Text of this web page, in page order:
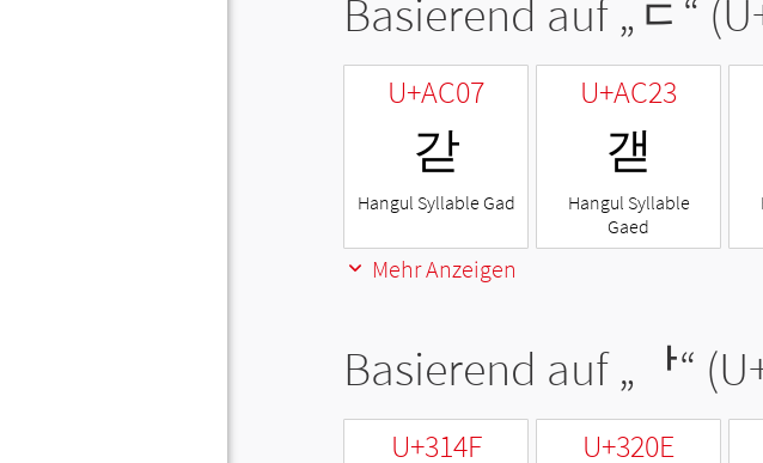
Basierend auf „ ᆮ “
U+AC07
갇
Hangul Syllable Gad
U+AC23
갣
Hangul Syllable
Gaed
Mehr Anzeigen
Basierend auf „ ᅡ“
U+314F U+320E